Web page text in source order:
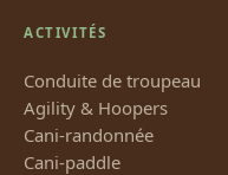
ACTIVITÉS
Conduite de troupeau
Agility & Hoopers
Cani-randonnée
Cani-paddle